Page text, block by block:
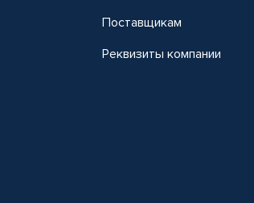
Поставщикам
Реквизиты компании